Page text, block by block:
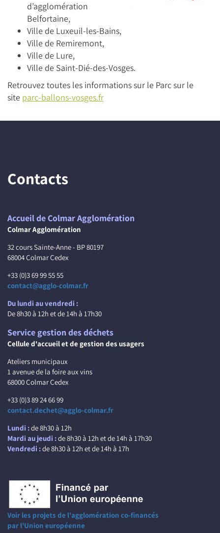
d’agglomération
Belfortaine,
Ville de Luxeuil-les-Bains,
Ville de Remiremont,
Ville de Lure,
Ville de Saint-Dié-des-Vosges.
Retrouvez toutes les informations sur le Parc sur le
site parc-ballons-vosges.fr
Contacts
Accueil de Colmar Agglomération
Colmar Agglomération
32 cours Sainte-Anne - BP 80197
68004 Colmar Cedex
+33 (0)3 69 99 55 55
contact@agglo-colmar.fr
Du lundi au vendredi :
De 8h30 à 12h et de 14h à 17h30
Service gestion des déchets
Cellule d'accueil et de gestion des usagers
Ateliers municipaux
1 avenue de la foire aux vins
68000 Colmar Cedex
+33 (0)3 89 24 66 99
contact.dechet@agglo-colmar.fr
Lundi :de 8h30 à 12h
Mardi au jeudi :de 8h30 à 12h et de 14h à 17h30
Vendredi :de 8h30 à 12h et de 14h à 17h
Voir les projets de l'agglomération co-financés
par l'Union européenne